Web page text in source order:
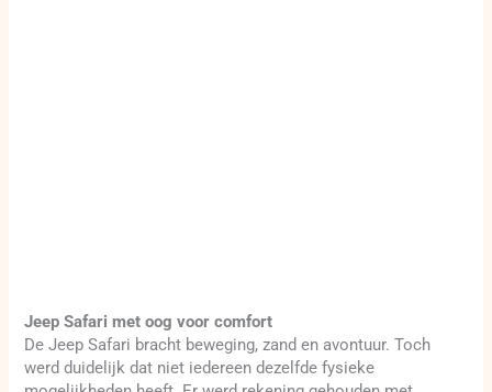
Jeep Safari met oog voor comfort
De Jeep Safari bracht beweging, zand en avontuur. Toch
werd duidelijk dat niet iedereen dezelfde fysieke